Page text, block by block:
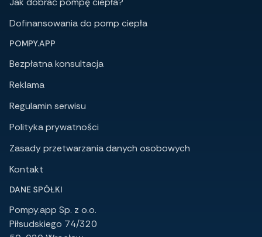
Dofinansowania do pomp ciepła
POMPY.APP
Bezpłatna konsultacja
Reklama
Regulamin serwisu
Polityka prywatności
Zasady przetwarzania danych osobowych
Kontakt
DANE SPÓŁKI
Pompy.app Sp. z o.o.
Piłsudskiego 74/320